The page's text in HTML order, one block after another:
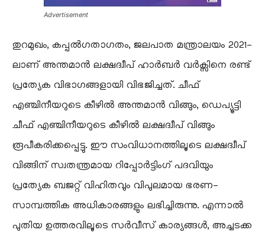
Advertisement
തുറമുഖം, കപ്പൽഗതാഗതം, ജലപാത മന്ത്രാലയം 2021-
ലാണ് അന്തമാൻ ലക്ഷദ്വീപ് ഹാർബർ വർക്സിനെ രണ്ട്
പ്രത്യേക വിഭാഗങ്ങളായി വിഭജിച്ചത്. ചീഫ്
എഞ്ചിനീയറുടെ കീഴിൽ അന്തമാൻ വിങ്ങും, ഡെപ്യൂട്ടി
ചീഫ് എഞ്ചിനീയറുടെ കീഴിൽ ലക്ഷദ്വീപ് വിങ്ങും
രൂപീകരിക്കപ്പെട്ടു. ഈ സംവിധാനത്തിലൂടെ ലക്ഷദ്വീപ്
വിങ്ങിന് സ്വതന്ത്രമായ റിപ്പോർട്ടിംഗ് പദവിയും
പ്രത്യേക ബജറ്റ് വിഹിതവും വിപുലമായ ഭരണ-
സാമ്പത്തിക അധികാരങ്ങളും ലഭിച്ചിരുന്നു. എന്നാൽ
പുതിയ ഉത്തരവിലൂടെ സർവീസ് കാര്യങ്ങൾ, അച്ചടക്ക